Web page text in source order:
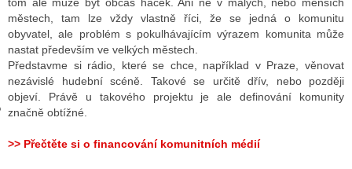
DISKUTÉRA NA RADIOTV
STARŠÍCH DISKUZÍ
městech, tam lze vždy vlastně říci, že se jedná o komunitu
obyvatel, ale problém s pokulhávajícím výrazem komunita může
nastat především ve velkých městech.
Představme si rádio, které se chce, například v Praze, věnovat
nezávislé hudební scéně. Takové se určitě dřív, nebo později
objeví. Právě u takového projektu je ale definování komunity
značně obtížné.
>> Přečtěte si o financování komunitních médií